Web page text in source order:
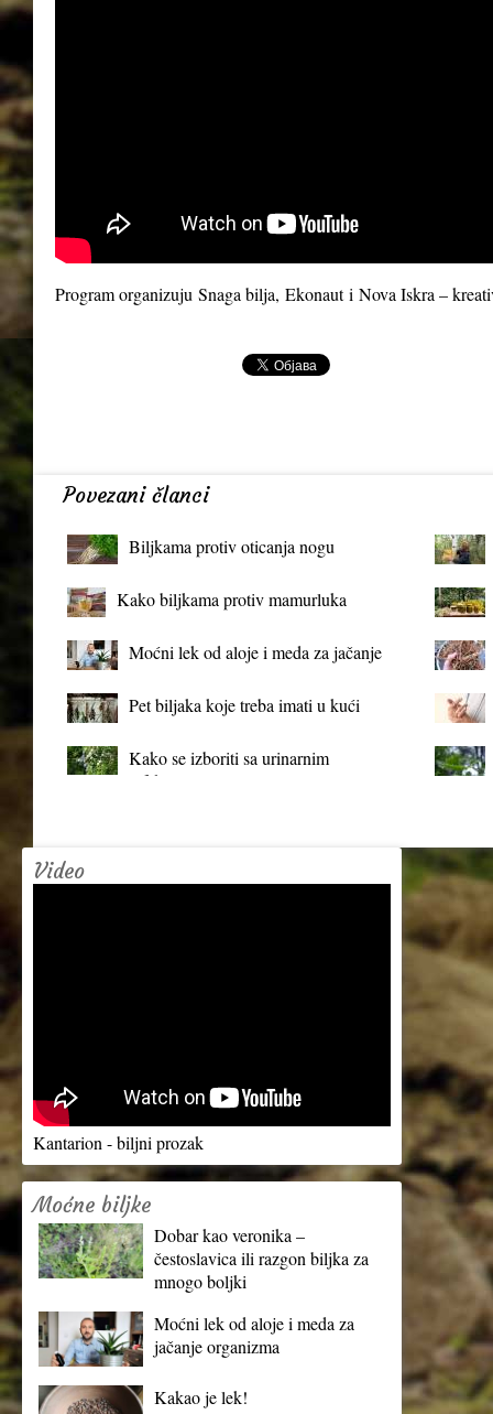
Program organizuju Snaga bilja, Ekonauti Nova Iskra –
Povezani članci
Biljkama protiv oticanja nogu
Kako biljkama protiv mamurluka
Moćni lek od aloje i meda za jačanje
Pet biljaka koje treba imati u kući
Kako se izboriti sa urinarnim
infekcijama?
Video
Kantarion - biljni prozak
Moćne biljke
Dobar kao veronika –
čestoslavica ili razgon biljka za
mnogo boljki
Moćni lek od aloje i meda za
jačanje organizma
Kakao je lek!